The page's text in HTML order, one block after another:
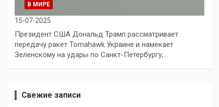
В МИРЕ
15-07-2025
Президент США Дональд Трамп рассматривает
передачу ракет Tomahawk Украине и намекает
Зеленскому на удары по Санкт-Петербургу,…
Свежие записи